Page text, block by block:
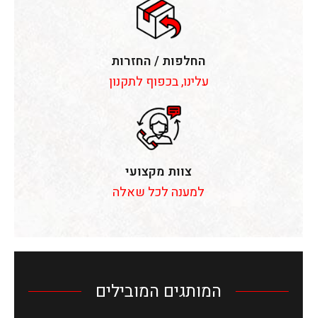
החלפות / החזרות
עלינו, בכפוף לתקנון
צוות מקצועי
למענה לכל שאלה
המותגים המובילים